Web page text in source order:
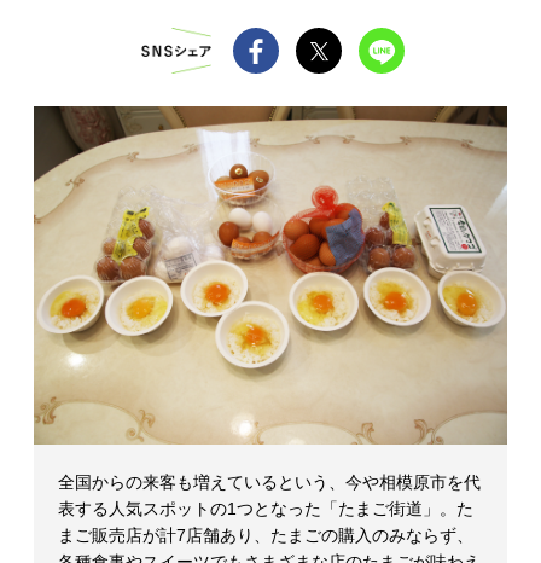
ガ
ジ
全国からの来客も増えているという、今や相模原市を代
表する人気スポットの1つとなった「たまご街道」。た
まご販売店が計7店舗あり、たまごの購入のみならず、